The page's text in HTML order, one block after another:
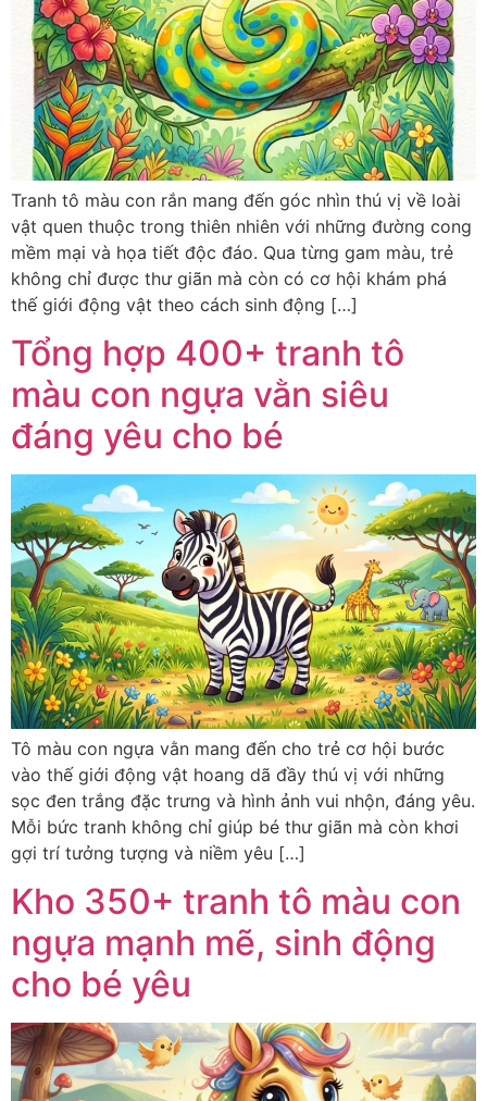
Tranh tô màu con rắn mang đến góc nhìn thú vị về loài
vật quen thuộc trong thiên nhiên với những đường cong
mềm mại và họa tiết độc đáo. Qua từng gam màu, trẻ
không chỉ được thư giãn mà còn có cơ hội khám phá
thế giới động vật theo cách sinh động […]
Tổng hợp 400+ tranh tô
màu con ngựa vằn siêu
đáng yêu cho bé
Tô màu con ngựa vằn mang đến cho trẻ cơ hội bước
vào thế giới động vật hoang dã đầy thú vị với những
sọc đen trắng đặc trưng và hình ảnh vui nhộn, đáng yêu.
Mỗi bức tranh không chỉ giúp bé thư giãn mà còn khơi
gợi trí tưởng tượng và niềm yêu […]
Kho 350+ tranh tô màu con
ngựa mạnh mẽ, sinh động
cho bé yêu